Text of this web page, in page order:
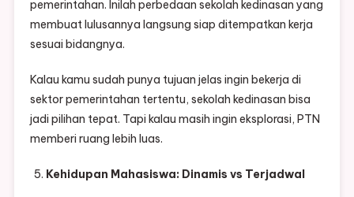
pemerintahan. Inilah perbedaan sekolah kedinasan yang
membuat lulusannya langsung siap ditempatkan kerja
sesuai bidangnya.
Kalau kamu sudah punya tujuan jelas ingin bekerja di
sektor pemerintahan tertentu, sekolah kedinasan bisa
jadi pilihan tepat. Tapi kalau masih ingin eksplorasi, PTN
memberi ruang lebih luas.
Kehidupan Mahasiswa: Dinamis vs Terjadwal